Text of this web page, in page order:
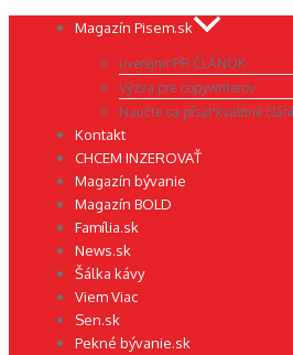
Preskočiť Magazín Pisem.sk
uverejniť PR ČLÁNOK
Výzva pre copywriterov
Naučte sa písať kvalitné
Kontakt
CHCEM INZEROVAŤ
Magazín bývanie
Magazín BOLD
Família.sk
News.sk
Šálka kávy
Viem Viac
Sen.sk
Pekné bývanie.sk